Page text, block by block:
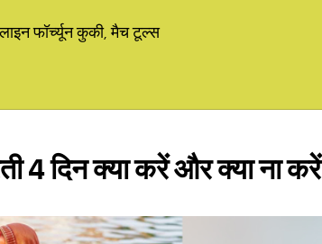
फॉर्च्यून कुकी, मैच टूल्स
4 दिन क्या करें और क्या ना करें